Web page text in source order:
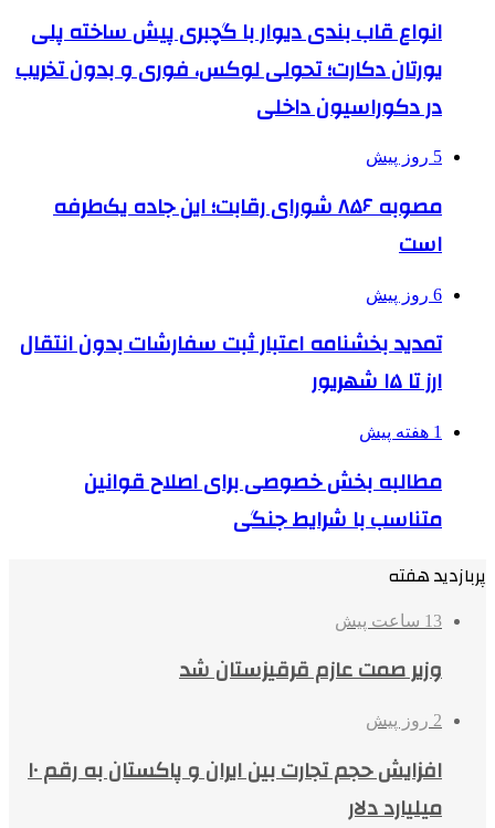
انواع قاب بندی دیوار با گچبری پیش ساخته پلی
یورتان دکارت؛ تحولی لوکس، فوری و بدون تخریب
در دکوراسیون داخلی
5 روز پیش
مصوبه ۸۵۶ شورای رقابت؛ این جاده یک‌طرفه
است
6 روز پیش
تمدید بخشنامه اعتبار ثبت سفارشات بدون انتقال
ارز تا ۱۵ شهریور
1 هفته پیش
مطالبه بخش خصوصی برای اصلاح قوانین
متناسب با شرایط جنگی
پربازدید هفته
13 ساعت پیش
وزیر صمت عازم قرقیزستان شد
2 روز پیش
افزایش حجم تجارت بین ایران و پاکستان به رقم ۱۰
میلیارد دلار